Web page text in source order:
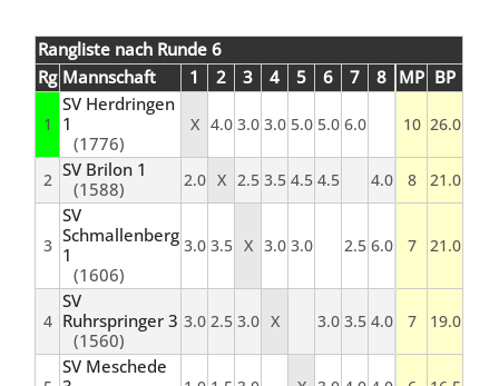
Rangliste nach Runde 6
Rg Mannschaft 1 2 3 4 5 6 7 8 MP BP
1
SV Herdringen
1
(1776)
X 4.0 3.0 3.0 5.0 5.0 6.0 10 26.0
2 SV Brilon 1
(1588)
2.0 X 2.5 3.5 4.5 4.5 4.0 8 21.0
3
SV
Schmallenberg
1
(1606)
3.0 3.5 X 3.0 3.0 2.5 6.0 7 21.0
4
SV
Ruhrspringer 3
(1560)
3.0 2.5 3.0 X 3.0 3.5 4.0 7 19.0
SV Meschede